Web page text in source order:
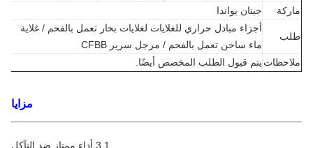
جينان يواندا
أجزاء مبادل حراري للغلايات لغلايات بخار تعمل بالفحم / غلاية
ماء ساخن تعمل بالفحم / مرجل سرير CFBB
يتم قبول الطلب المخصص أيضًا.